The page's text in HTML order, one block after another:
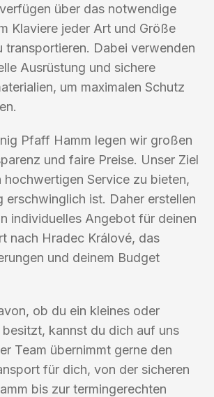
über das notwendige
Klaviere jeder Art und Größe
transportieren. Dabei verwenden
Ausrüstung und sichere
um maximalen Schutz
Pfaff Hamm legen wir großen
und faire Preise. Unser Ziel
hochwertigen Service zu bieten,
erschwinglich ist. Daher erstellen
individuelles Angebot für deinen
nach Hradec Králové, das
und deinem Budget
ob du ein kleines oder
kannst du dich auf uns
Team übernimmt gerne den
für dich, von der sicheren
bis zur termingerechten